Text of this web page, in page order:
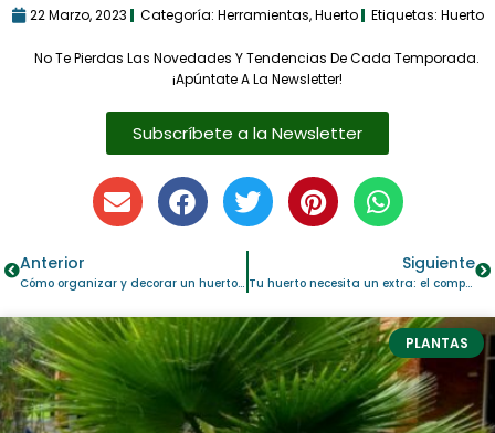
22 Marzo, 2023 Categoría: Herramientas,Huerto Etiquetas: Huerto
No Te Pierdas Las Novedades Y Tendencias De Cada Temporada.
¡Apúntate A La Newsletter!
Subscríbete a la Newsletter
Anterior
Cómo organizar y decorar un huerto urbano
Siguiente
Tu huerto necesita un extra: el compost casero
PLANTAS